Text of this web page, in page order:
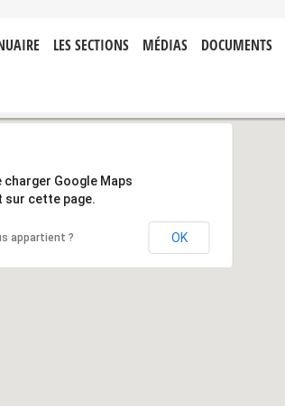
LES SECTIONS MÉDIAS DOCUMENTS
charger Google Maps
cette page.
appartient ? OK